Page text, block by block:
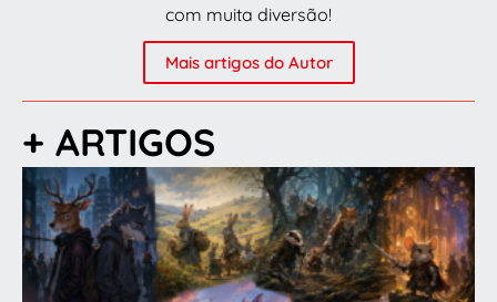
com muita diversão!
Mais artigos do Autor
+ ARTIGOS